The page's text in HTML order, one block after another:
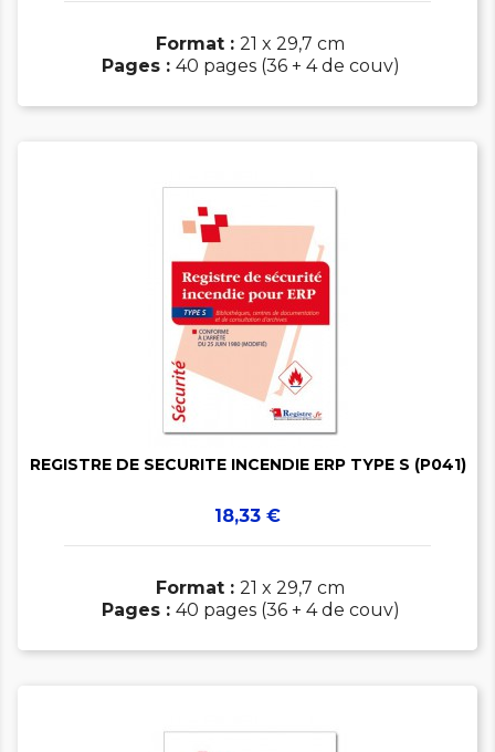
Format : 21 x 29,7 cm
Pages : 40 pages (36 + 4 de couv)


REGISTRE DE SECURITE INCENDIE ERP TYPE S (P041)
Prix
18,33 €
Format : 21 x 29,7 cm
Pages : 40 pages (36 + 4 de couv)